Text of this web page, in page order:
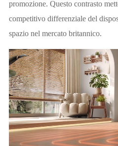
promozione. Questo contrasto
competitivo differenziale del
spazio nel mercato britannico.